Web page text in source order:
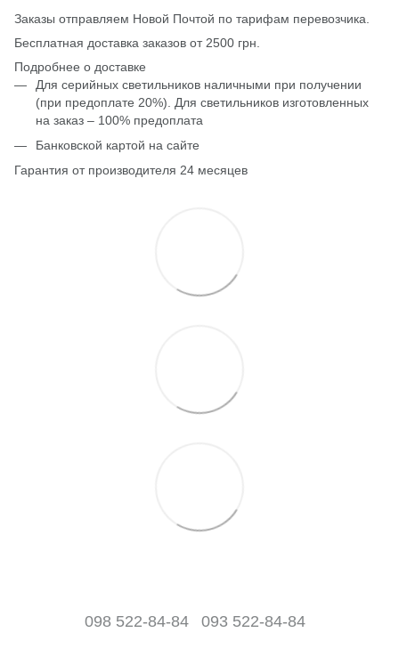
Заказы отправляем Новой Почтой по тарифам перевозчика.
Бесплатная доставка заказов от 2500 грн.
Подробнее о доставке
Для серийных светильников наличными при получении
(при предоплате 20%). Для светильников изготовленных
на заказ – 100% предоплата
Банковской картой на сайте
Гарантия от производителя 24 месяцев
098 522-84-84 093 522-84-84